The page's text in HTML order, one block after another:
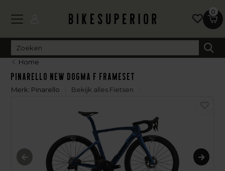
0
Home
Pinarello New Dogma F Frameset
Merk: Pinarello Bekijk alles Fietsen